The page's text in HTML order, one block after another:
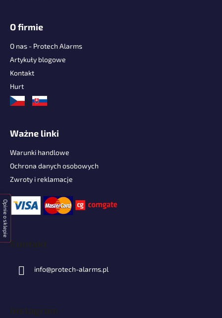
Opinie o sklepie
O firmie
O nas - Protech Alarms
Artykuły blogowe
Kontakt
Hurt
Ważne linki
Warunki handlowe
Ochrona danych osobowych
Zwroty i reklamacje
Kontakt
info@protech-alarms.pl
Instagram